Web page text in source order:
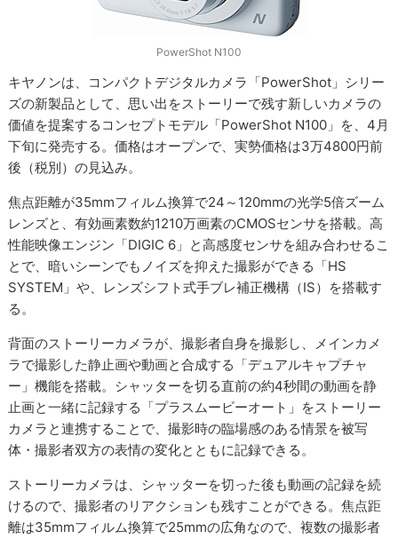
PowerShot N100
キヤノンは、コンパクトデジタルカメラ「PowerShot」シリー
ズの新製品として、思い出をストーリーで残す新しいカメラの
価値を提案するコンセプトモデル「PowerShot N100」を、4月
下旬に発売する。価格はオープンで、実勢価格は3万4800円前
後（税別）の見込み。
焦点距離が35mmフィルム換算で24～120mmの光学5倍ズーム
レンズと、有効画素数約1210万画素のCMOSセンサを搭載。高
性能映像エンジン「DIGIC 6」と高感度センサを組み合わせるこ
とで、暗いシーンでもノイズを抑えた撮影ができる「HS
SYSTEM」や、レンズシフト式手ブレ補正機構（IS）を搭載す
る。
背面のストーリーカメラが、撮影者自身を撮影し、メインカメ
ラで撮影した静止画や動画と合成する「デュアルキャプチャ
ー」機能を搭載。シャッターを切る直前の約4秒間の動画を静
止画と一緒に記録する「プラスムービーオート」をストーリー
カメラと連携することで、撮影時の臨場感のある情景を被写
体・撮影者双方の表情の変化とともに記録できる。
ストーリーカメラは、シャッターを切った後も動画の記録を続
けるので、撮影者のリアクションも残すことができる。焦点距
離は35mmフィルム換算で25mmの広角なので、複数の撮影者